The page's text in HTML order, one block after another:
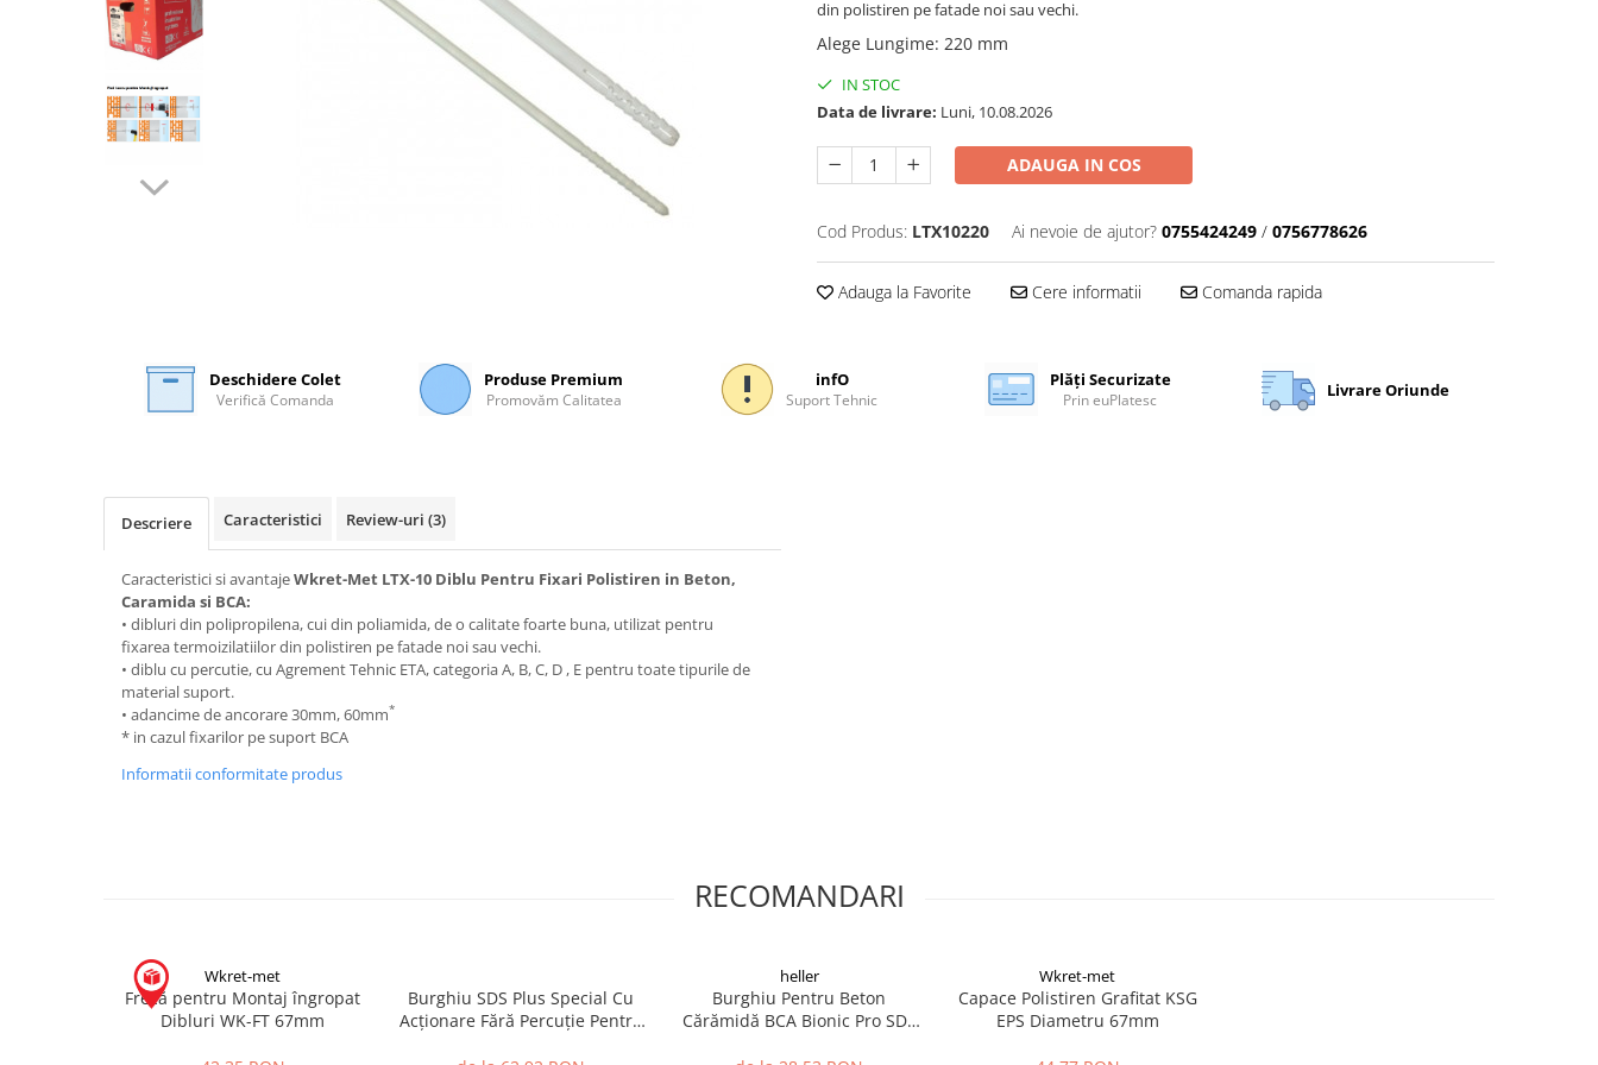
Plasă Termoizolație
Doze și Platforme
Polistiren Expandat & Extrudat
Uși de Vizitare
Garnituri Adezive Uși Ferestre
Șuruburi Gips Carton
Piese pentru CD si UA
Benzi Gips Carton
Dibluri Gips Carton
Profile Gips Carton
Adezivi Parchet și Lemn
Produse pentru Curățare
din polistiren pe fatade noi sau vechi.
Alege Lungime: 220 mm
IN STOC
Data de livrare: Luni, 10.08.2026
ADAUGA IN COS
Cod Produs: LTX10220 Ai nevoie de ajutor? 0755424249 / 0756778626
Adauga la Favorite Cere informatii Comanda rapida
Deschidere Colet
Verifică Comanda
Produse Premium
Promovăm Calitatea
infO
Suport Tehnic
Plăți Securizate
Prin euPlatesc Livrare Oriunde
Descriere Caracteristici Review-uri (3)
Caracteristici si avantajeWkret-Met LTX-10 Diblu Pentru Fixari Polistiren in Beton,
Caramida si BCA:
• dibluri din polipropilena, cui din poliamida, de o calitate foarte buna, utilizat pentru
fixarea termoizilatiilor din polistiren pe fatade noi sau vechi.
• diblu cu percutie, cu Agrement Tehnic ETA, categoria A, B, C, D , E pentru toate tipurile de
material suport.
• adancime de ancorare 30mm, 60mm*
* in cazul fixarilor pe suport BCA
Informatii conformitate produs
RECOMANDARI
Wkret-met
Freză pentru Montaj îngropat
Dibluri WK-FT 67mm
Burghiu SDS Plus Special Cu
Acționare Fără Percuție Pentru
heller
Burghiu Pentru Beton
Cărămidă BCA Bionic Pro SDS
Wkret-met
Capace Polistiren Grafitat KSG
EPS Diametru 67mm